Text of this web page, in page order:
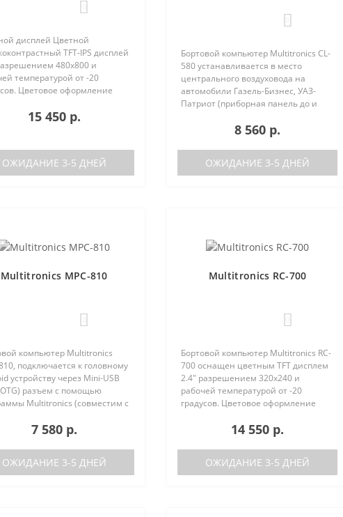
дисплей Цветной
TFT-IPS дисплей
480х800 и
температурой от -20
Цветовое оформление
индивидуально (по
15 450 р.
ОЖИДАНИЕ 3-5 ДНЕЙ
Бортовой компьютер Multitronics CL-
580 устанавливается в место
центрального воздуховода на
автомобили Газель-Бизнес, УАЗ-
Патриот (приборная панель до и
характеристики Поддержка двух
баков (подключается к двум
датчикам..
8 560 р.
ОЖИДАНИЕ 3-5 ДНЕЙ
Multitronics MPC-810
компьютер Multitronics
подключается к головному
устройству через Mini-USB
разъем с помощью
Multitronics (совместим с
MPC-810 по сравнению с
7 580 р.
ОЖИДАНИЕ 3-5 ДНЕЙ
Multitronics RC-700
Бортовой компьютер Multitronics RC-
700 оснащен цветным TFT дисплем
2.4" разрешением 320х240 и
рабочей температурой от -20
градусов. Цветовое оформление
пользователем индивидуально (по
предустановленн..
14 550 р.
ОЖИДАНИЕ 3-5 ДНЕЙ